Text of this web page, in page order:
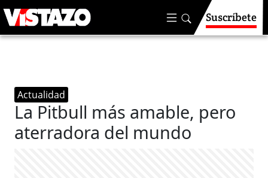
Suscríbete
Actualidad
La Pitbull más amable, pero
aterradora del mundo